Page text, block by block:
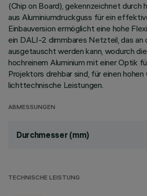
(Chip on Board), gekennzeichnet
aus Aluminiumdruckguss für ein
Einbauversion ermöglicht eine hohe
ein DALI-2 dimmbares Netzteil, das an
ausgetauscht werden kann, wodurch
hochreinem Aluminium mit einer Optik
Projektors drehbar sind, für einen
lichttechnische Leistungen.
ABMESSUNGEN
Durchmesser (mm)
TECHNISCHE LEISTUNG